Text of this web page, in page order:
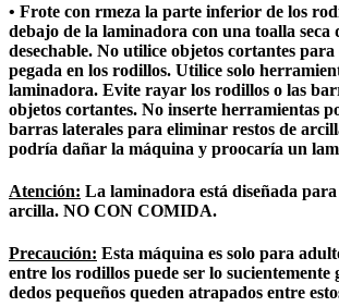
• Frote con rmeza la parte inferior de los
debajo de la laminadora con una toalla seca
desechable. No utilice objetos cortantes
pegada en los rodillos. Utilice solo
laminadora. Evite rayar los rodillos o las
objetos cortantes. No inserte herramientas
barras laterales para eliminar restos de
podría dañar la máquina y proocaría un
Atención: La laminadora está diseñada
arcilla. NO CON COMIDA.
Precaución: Esta máquina es solo para
entre los rodillos puede ser lo sucientemente
dedos pequeños queden atrapados entre